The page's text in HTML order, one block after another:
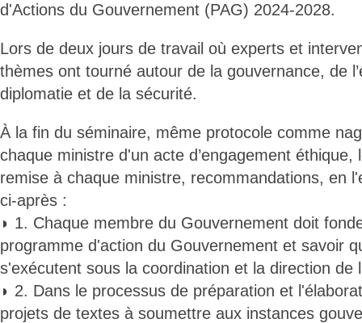
d'Actions du Gouvernement (PAG) 2024-2028.
Lors de deux jours de travail où experts et
thèmes ont tourné autour de la gouvernance, de
diplomatie et de la sécurité.
À la fin du séminaire, même protocole comme
chaque ministre d'un acte d’engagement éthique,
remise à chaque ministre, recommandations, en
ci-après :
◗ 1. Chaque membre du Gouvernement doit
programme d'action du Gouvernement et savoir
s'exécutent sous la coordination et la direction de
◗ 2. Dans le processus de préparation et
projets de textes à soumettre aux instances